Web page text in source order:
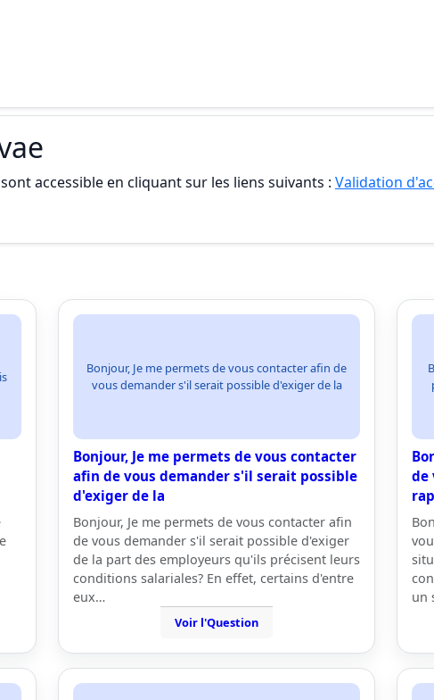
accessible en cliquant sur les liens suivants : Validation
Bonjour, Je me permets de vous contacter afin de
vous demander s'il serait possible d'exiger de la
Bonjour, Je me permets de vous contacter
afin de vous demander s'il serait possible
d'exiger de la
Bonjour, Je me permets de vous contacter afin
de vous demander s'il serait possible d'exiger
de la part des employeurs qu'ils précisent leurs
conditions salariales? En effet, certains d'entre
eux…
Voir l'Question
de
un